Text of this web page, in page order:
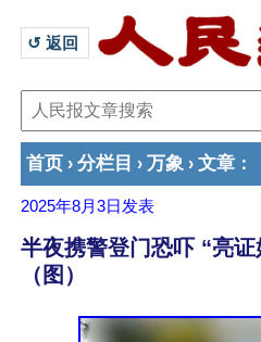
↺ 返回
首页 › 分栏目 › 万象 › 文章 ：
2025年8月3日 发表
半夜携警登门恐吓 “亮
（图）